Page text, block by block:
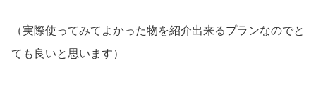
（実際使ってみてよかった物を紹介出来るプランなのでと
ても良いと思います）